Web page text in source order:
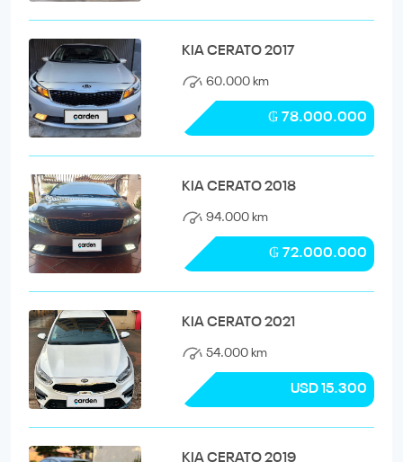
KIA CERATO 2017
60.000 km
₲ 78.000.000
KIA CERATO 2018
94.000 km
₲ 72.000.000
KIA CERATO 2021
54.000 km
USD 15.300
KIA CERATO 2019